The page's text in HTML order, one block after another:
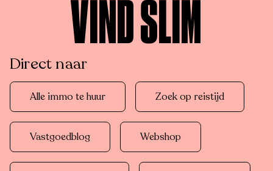
VIND SLIM
Direct naar
Alle immo te huur Zoek op reistijd
Vastgoedblog Webshop